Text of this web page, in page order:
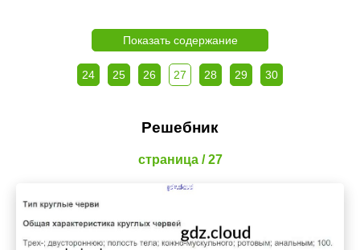
Показать содержание
24 25 26 27 28 29 30
Решебник
страница / 27